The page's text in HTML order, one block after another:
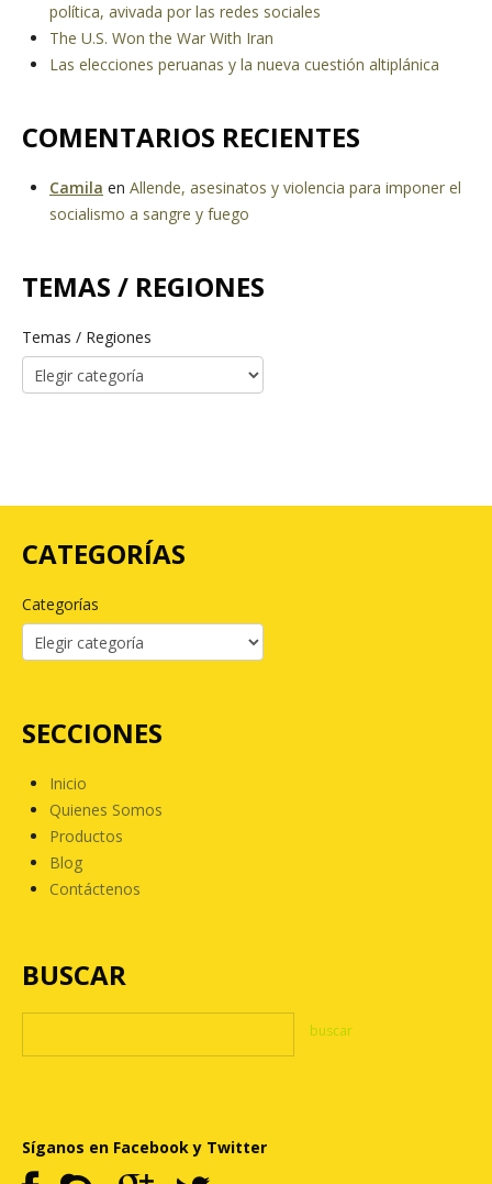
política, avivada por las redes sociales
The U.S. Won the War With Iran
Las elecciones peruanas y la nueva cuestión altiplánica
COMENTARIOS RECIENTES
Camila en Allende, asesinatos y violencia para imponer el
socialismo a sangre y fuego
TEMAS / REGIONES
Temas / Regiones
CATEGORÍAS
Categorías
SECCIONES
Inicio
Quienes Somos
Productos
Blog
Contáctenos
BUSCAR
Síganos en Facebook y Twitter